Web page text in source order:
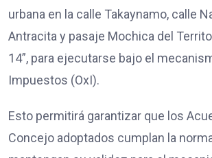
urbana en la calle Takaynamo, calle
Antracita y pasaje Mochica del
14”, para ejecutarse bajo el
Impuestos (OxI).
Esto permitirá garantizar que los
Concejo adoptados cumplan la